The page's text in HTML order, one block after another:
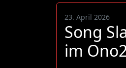
23. April 2026
Song
im